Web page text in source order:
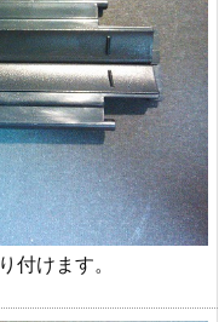
付けます。